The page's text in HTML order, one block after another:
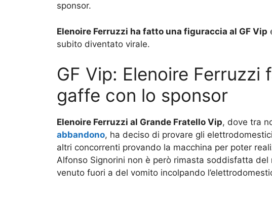
sponsor.
Elenoire Ferruzzi ha fatto una figuraccia al GF Vip
subito diventato virale.
GF Vip: Elenoire Ferruzzi
gaffe con lo sponsor
Elenoire Ferruzzi al Grande Fratello Vip, dove tra
abbandono, ha deciso di provare gli
altri concorrenti provando la macchina per poter
Alfonso Signorini non è però rimasta soddisfatta
venuto fuori a del vomito incolpando